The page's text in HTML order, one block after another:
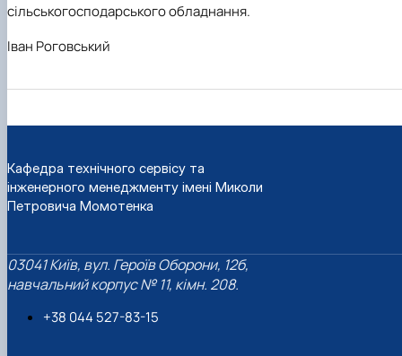
сільськогосподарського обладнання.
Іван Роговський
Кафедра технічного сервісу та
інженерного менеджменту імені Миколи
Петровича Момотенка
03041 Київ, вул. Героїв Оборони, 12б,
навчальний корпус № 11, кімн. 208.
+38 044 527-83-15